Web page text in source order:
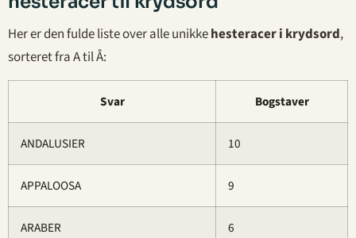
Her er den fulde liste over alle unikkehesteracer i krydsord,
sorteret fra A til Å:
Svar Bogstaver
ANDALUSIER 10
APPALOOSA 9
ARABER 6